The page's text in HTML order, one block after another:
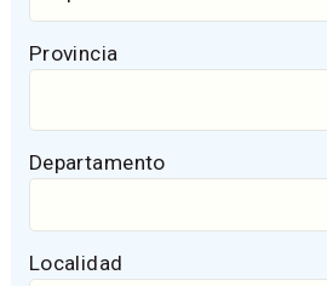
Provincia
Departamento
Localidad